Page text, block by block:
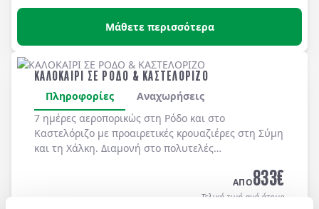
Μάθετε περισσότερα
ΚΑΛΟΚΑΙΡΙ ΣΕ ΡΟΔΟ & ΚΑΣΤΕΛΟΡΙΖΟ
Πληροφορίες
Αναχωρήσεις
7 ημέρες αεροπορικώς στη Ρόδο και στο
Καστελόριζο με προαιρετικές κρουαζιέρες στη Σύμη
και τη Χάλκη. Διαμονή στο πολυτελές
(ημιδιατροφή).
ΑΠΟ833€
Τελική τιμή ανά άτομο